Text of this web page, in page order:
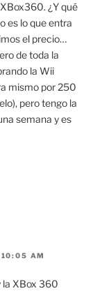
¿Y qué
es lo que entra
el precio…
de toda la
la Wii
mismo por 250
pero tengo la
semana y es
AM
la XBox 360